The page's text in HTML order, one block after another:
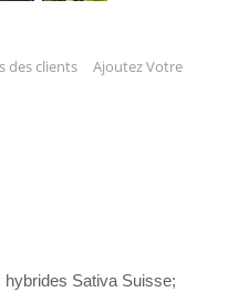
des clients
Ajoutez Votre
Sativa Suisse;